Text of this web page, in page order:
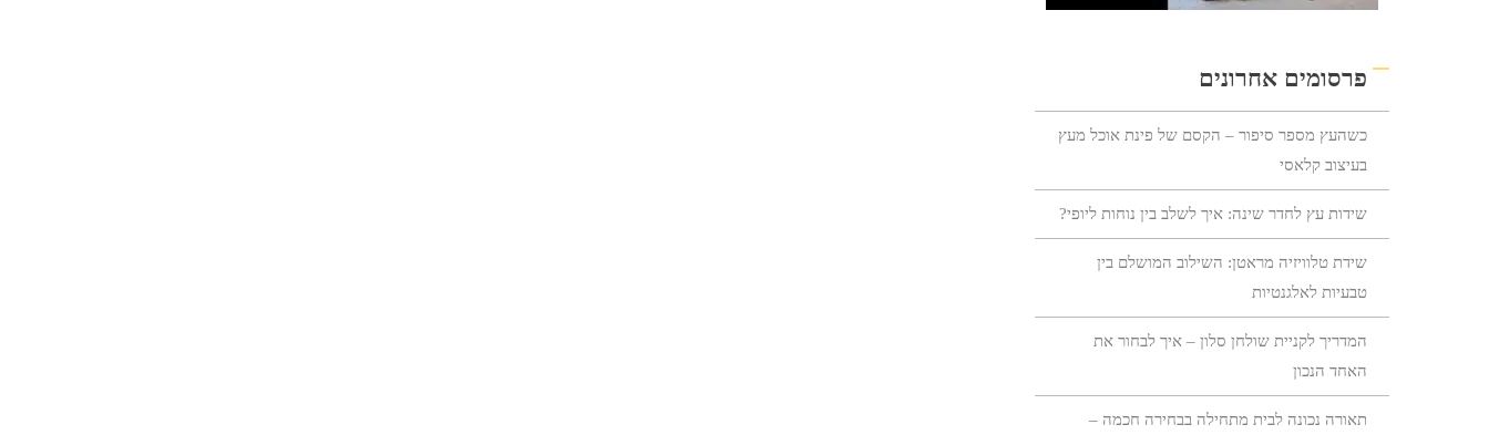
פרסומים אחרונים
כשהעץ מספר סיפור – הקסם של פינת אוכל מעץ
בעיצוב קלאסי
שידות עץ לחדר שינה: איך לשלב בין נוחות ליופי?
שידת טלוויזיה מראטן: השילוב המושלם בין
טבעיות לאלגנטיות
המדריך לקניית שולחן סלון – איך לבחור את
האחד הנכון
תאורה נכונה לבית מתחילה בבחירה חכמה –